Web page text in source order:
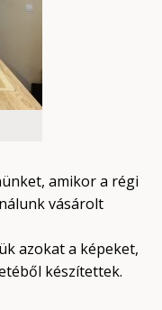
amikor a régi
vásárolt
azokat a képeket,
készítettek.